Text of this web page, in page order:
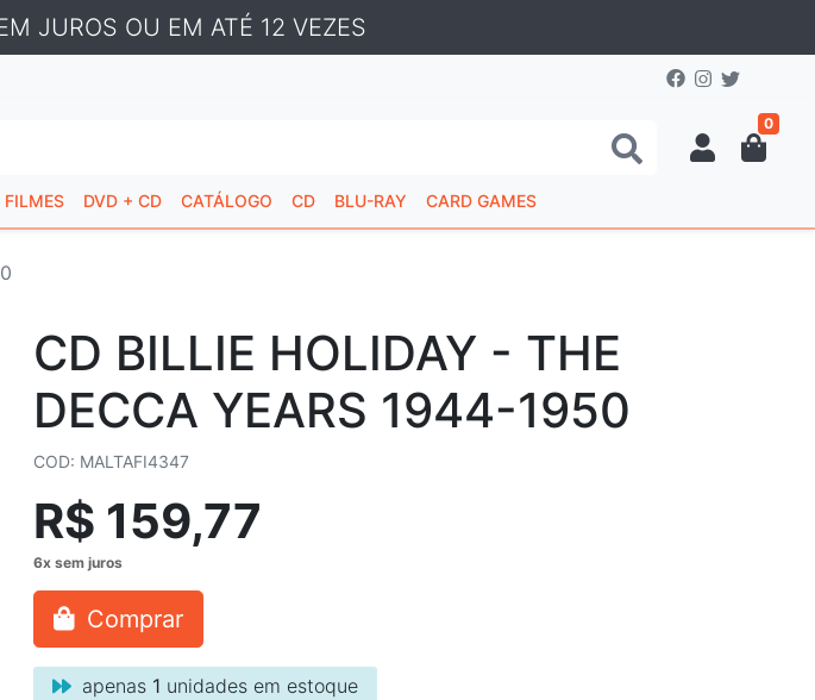
JUROS OU EM ATÉ 12 VEZES
0
FILMES DVD + CD CATÁLOGO CD BLU-RAY CARD GAMES
CD BILLIE HOLIDAY - THE
DECCA YEARS 1944-1950
COD: MALTAFI4347
R$ 159,77
Comprar
apenas 1 unidades em estoque